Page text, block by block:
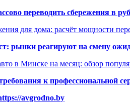
переводить сбережения в
для дома: расчёт мощности
рынки реагируют на смену
в Минске на месяц: обзор
к профессиональной
avgrodno.by